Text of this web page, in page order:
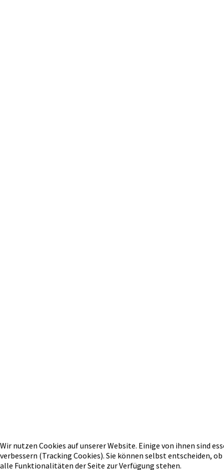
Wir nutzen Cookies auf unserer Website. Einige von ihnen sind
verbessern (Tracking Cookies). Sie können selbst entscheiden,
alle Funktionalitäten der Seite zur Verfügung stehen.